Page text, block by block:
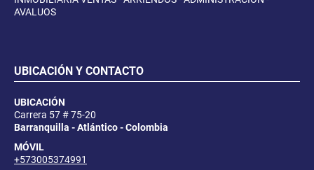
AVALUOS
UBICACIÓN Y CONTACTO
UBICACIÓN
Carrera 57 # 75-20
Barranquilla - Atlántico - Colombia
MÓVIL
+573005374991